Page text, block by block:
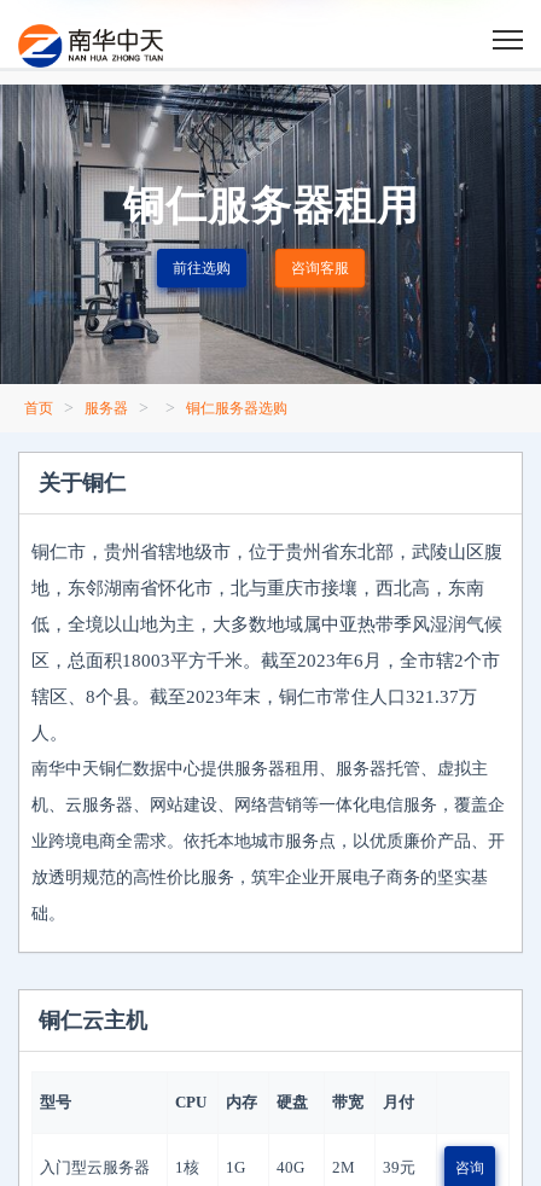
铜仁服务器租用
前往选购 咨询客服
首页 > 服务器 > > 铜仁服务器选购
关于铜仁
铜仁市，贵州省辖地级市，位于贵州省东北部，武陵山区腹
地，东邻湖南省怀化市，北与重庆市接壤，西北高，东南
低，全境以山地为主，大多数地域属中亚热带季风湿润气候
区，总面积18003平方千米。截至2023年6月，全市辖2个市
辖区、8个县。截至2023年末，铜仁市常住人口321.37万
人。
南华中天铜仁数据中心提供服务器租用、服务器托管、虚拟主
机、云服务器、网站建设、网络营销等一体化电信服务，覆盖企
业跨境电商全需求。依托本地城市服务点，以优质廉价产品、开
放透明规范的高性价比服务，筑牢企业开展电子商务的坚实基
础。
铜仁云主机
型号 CPU 内存 硬盘 带宽 月付
入门型云服务器 1核 1G 40G 2M 39元 咨询